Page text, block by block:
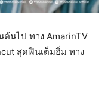
ต้นไป ทาง AmarinTV
สุดฟินเต็มอิ่ม ทาง